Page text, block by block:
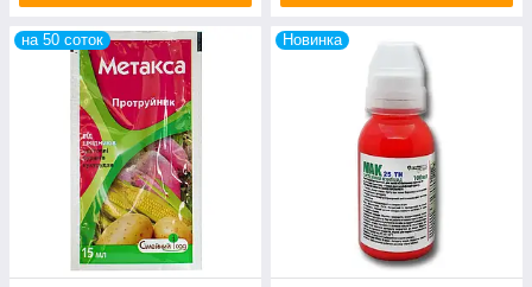
на 50 соток Новинка